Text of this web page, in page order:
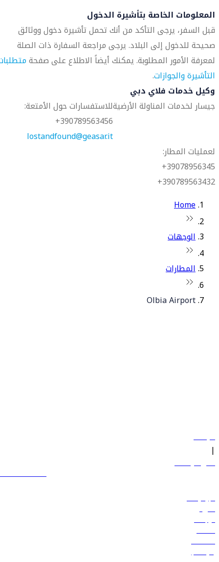
المعلومات الخاصة بتأشيرة الدخول
قبل السفر، يرجى التأكد من أنك تحمل تأشيرة دخول ووثائق
صحيحة للدخول إلى البلاد. يرجى مراجعة السفارة ذات الصلة
لمعرفة الأمور المطلوبة. يمكنك أيضاً الاطلاع على صفحة
التأشيرة والجوازات.
وكيل خدمات فلاي دبي
جيسار لخدمات المناولة الأرضيةللاستفسارات حول الأمتعة:
390789563456+
lostandfound@geasar.it
لعمليات المطار:
39078956345+
390789563432+
Home
الوجهات
المطارات
Olbia Airport
سياساتنا
|
الشروط والأحكام
600 544 445
حجز الرحلات
العروض
الوجهات
الأمتعة
المساعدة
إدارة الحجز